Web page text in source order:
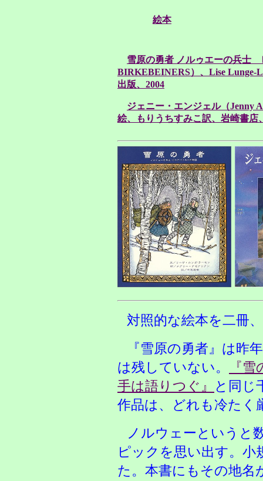
絵本
雪原の勇者 ノルゥエーの兵士
BIRKEBEINERS）、Lise Lunge-
出版、2004
ジェニー・エンジェル（Jenny
絵、もりうちすみこ訳、岩崎書店
対照的な絵本を二冊
『雪原の勇者』は昨
は残していない。
『
手は語りつぐ』
と同じ
作品は、どれも冷たく
ノルウェーというと
ピックを思い出す。小
た。本書にもその地名